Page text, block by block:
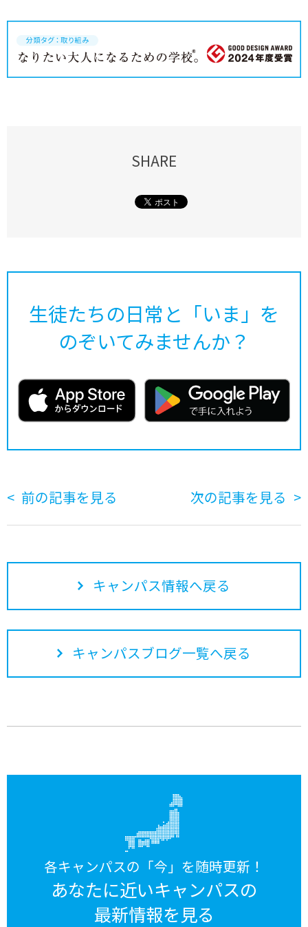
SHARE
生徒たちの日常と「いま」を
のぞいてみませんか？
前の記事を見る 次の記事を見る
キャンパス情報へ戻る
キャンパスブログ一覧へ戻る
各キャンパスの「今」を随時更新！
あなたに近いキャンパスの
最新情報を見る